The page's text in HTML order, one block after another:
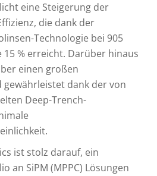
eine Steigerung der
die dank der
Technologie bei 905
% erreicht. Darüber hinaus
einen großen
dank der von
Deep-Trench-
ist stolz darauf, ein
an SiPM (MPPC) Lösungen